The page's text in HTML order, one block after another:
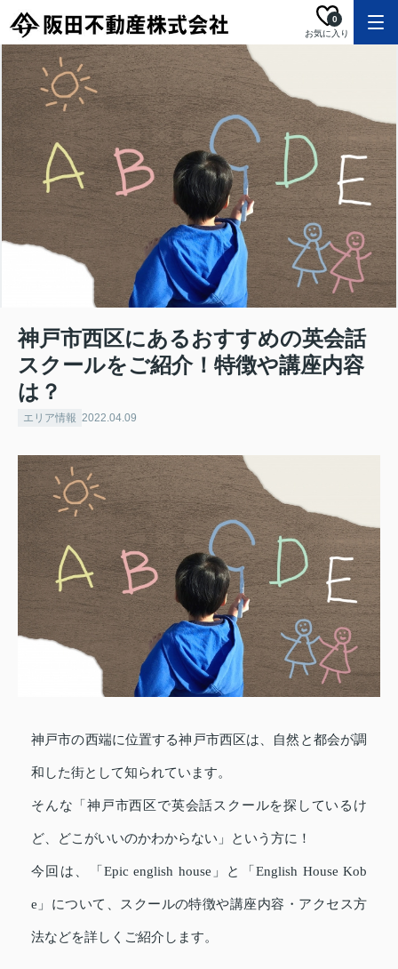
お気に入り
0
神戸市西区にあるおすすめの英会話
スクールをご紹介！特徴や講座内容
は？
エリア情報 2022.04.09
神戸市の西端に位置する神戸市西区は、自然と都会が調
和した街として知られています。
そんな「神戸市西区で英会話スクールを探しているけ
ど、どこがいいのかわからない」という方に！
今回は、「Epic english house」と「English House Kob
e」について、スクールの特徴や講座内容・アクセス方
法などを詳しくご紹介します。